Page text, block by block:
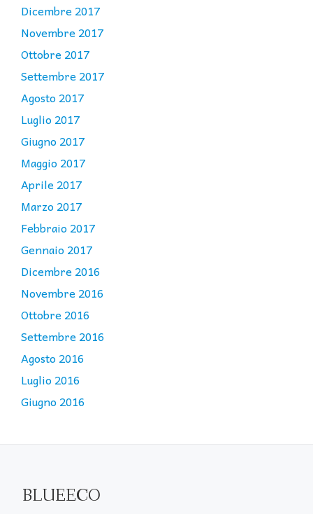
Dicembre 2017
Novembre 2017
Ottobre 2017
Settembre 2017
Agosto 2017
Luglio 2017
Giugno 2017
Maggio 2017
Aprile 2017
Marzo 2017
Febbraio 2017
Gennaio 2017
Dicembre 2016
Novembre 2016
Ottobre 2016
Settembre 2016
Agosto 2016
Luglio 2016
Giugno 2016
BLUEECO